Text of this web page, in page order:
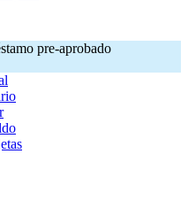
pre-aprobado